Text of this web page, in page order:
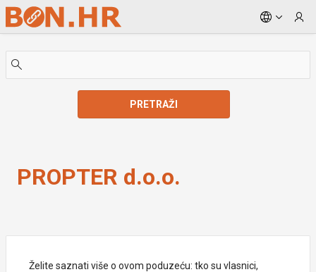
Skip to Main Content
PRETRAŽI
PROPTER d.o.o.
Želite saznati više o ovom poduzeću: tko su vlasnici,